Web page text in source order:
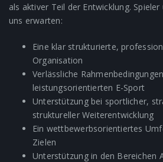
als aktiver Teil der Entwicklung.
uns erwarten:
Eine klar strukturierte,
Organisation
Verlässliche
leistungsorientierten E-Sport
Unterstützung bei sportlicher,
struktureller Weiterentwicklung
Ein wettbewerbsorientiertes
Zielen
Unterstützung in den Bereichen